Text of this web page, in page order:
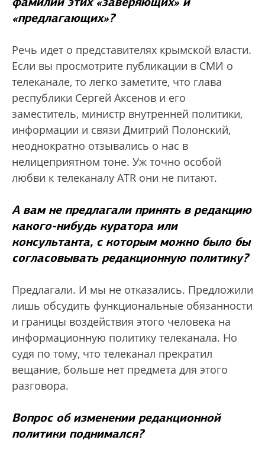
«предлагающих»?
Речь идет о представителях крымской власти.
Если вы просмотрите публикации в СМИ о
телеканале, то легко заметите, что глава
республики Сергей Аксенов и его
заместитель, министр внутренней политики,
информации и связи Дмитрий Полонский,
неоднократно отзывались о нас в
нелицеприятном тоне. Уж точно особой
любви к телеканалу ATR они не питают.
А вам не предлагали принять в редакцию
какого-нибудь куратора или
консультанта, с которым можно было бы
согласовывать редакционную политику?
Предлагали. И мы не отказались. Предложили
лишь обсудить функциональные обязанности
и границы воздействия этого человека на
информационную политику телеканала. Но
судя по тому, что телеканал прекратил
вещание, больше нет предмета для этого
разговора.
Вопрос об изменении редакционной
политики поднимался?